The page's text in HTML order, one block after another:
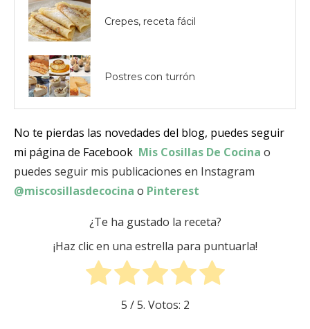
Crepes, receta fácil
Postres con turrón
No te pierdas las novedades del blog, puedes seguir
mi página de Facebook Mis Cosillas De Cocina o
puedes seguir mis publicaciones en Instagram
@miscosillasdecocina o Pinterest
¿Te ha gustado la receta?
¡Haz clic en una estrella para puntuarla!
5 / 5. Votos: 2